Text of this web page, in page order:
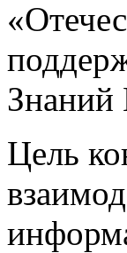
Знаний
Цель